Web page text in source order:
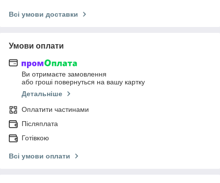
Всі умови доставки
Умови оплати
Ви отримаєте замовлення
або гроші повернуться на вашу картку
Детальніше
Оплатити частинами
Післяплата
Готівкою
Всі умови оплати